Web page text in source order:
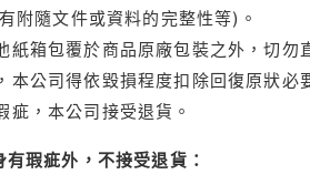
附隨文件或資料的完整性等)。
箱包覆於商品原廠包裝之外，切勿
公司得依毀損程度扣除回復原狀必
，本公司接受退貨。
瑕疵外，不接受退貨：